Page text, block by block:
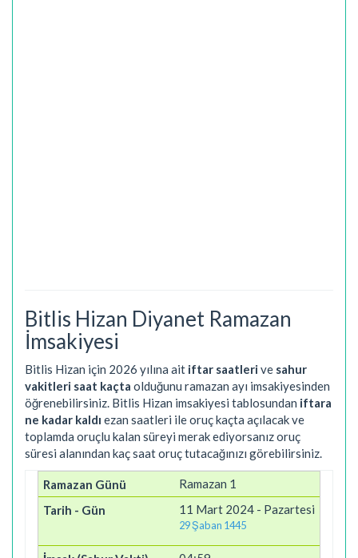
Bitlis Hizan Diyanet Ramazan
İmsakiyesi
Bitlis Hizan için 2026 yılına ait iftar saatlerive sahur
vakitleri saat kaçta olduğunu ramazan ayı imsakiyesinden
öğrenebilirsiniz. Bitlis Hizan imsakiyesi tablosundan iftara
ne kadar kaldı ezan saatleri ile oruç kaçta açılacak ve
toplamda oruçlu kalan süreyi merak ediyorsanız oruç
süresi alanından kaç saat oruç tutacağınızı görebilirsiniz.
Ramazan 1
11 Mart 2024 - Pazartesi
29 Şaban 1445